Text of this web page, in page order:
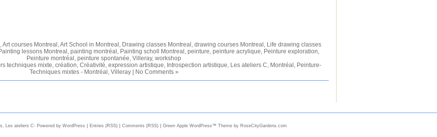
,Art courses Montreal ,Art School in Montreal , Drawing classes Montreal , drawing courses Montreal , Life drawing classes
lessons Montreal , painting montréal , Painting scholl Montreal , peinture, peinture acrylique, Peinture exploration,
Peinture montréal , peinture spontanée, Villeray, workshop
techniques mixte, création, Créativité, expression artistique, Introspection artistique, Les ateliers C, Montréal , Peinture-
Techniques mixtes - Montréal , Villeray| No Comments »
Les ateliers C- Powered by WordPress | Entries (RSS)| Comments (RSS) | Green Apple WordPress™ Theme by RoseCityGardens.com